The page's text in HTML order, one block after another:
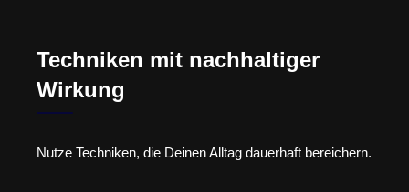
Techniken mit nachhaltiger
Wirkung
Nutze Techniken, die Deinen Alltag dauerhaft bereichern.